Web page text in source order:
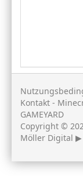
Kontakt -
GAMEYARD
Copyright ©
Möller Digital ▶